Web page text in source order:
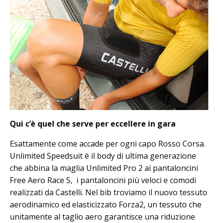
Qui c’è quel che serve per eccellere in gara
Esattamente come accade per ogni capo Rosso Corsa.
Unlimited Speedsuit è il body di ultima generazione
che abbina la maglia Unlimited Pro 2 ai pantaloncini
Free Aero Race S, i pantaloncini più veloci e comodi
realizzati da Castelli. Nel bib troviamo il nuovo tessuto
aerodinamico ed elasticizzato Forza2, un tessuto che
unitamente al taglio aero garantisce una riduzione